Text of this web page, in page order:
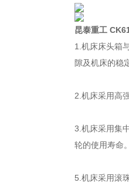
昆泰重工
1.机床床头箱
隙及机床的稳
2.机床采用高
3.机床采用集
轮的使用寿命
5.机床采用滚